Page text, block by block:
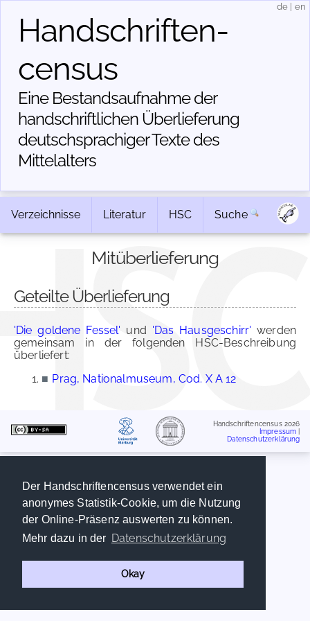
Der Handschriftencensus verwendet ein
anonymes Statistik-Cookie, um die Nutzung
der Online-Präsenz auswerten zu können.
Mehr dazu in der Datenschutzerklärung
Okay
Handschriften­
census
Eine Bestandsaufnahme der
handschriftlichen Über­lieferung
deutschsprachiger Texte des
Mittelalters
de en
Verzeichnisse Literatur HSC Suche
Mitüberlieferung
Geteilte Überlieferung
'Die goldene Fessel' und 'Das Hausgeschirr' werden
gemeinsam in der folgenden HSC-Beschreibung
überliefert:
■ Prag, Nationalmuseum, Cod. X A 12
Handschriftencensus 2026
Impressum
Datenschutzerklärung